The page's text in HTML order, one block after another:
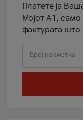
Платете ја
Мојот А1, само
фактурата што
Број на сметка